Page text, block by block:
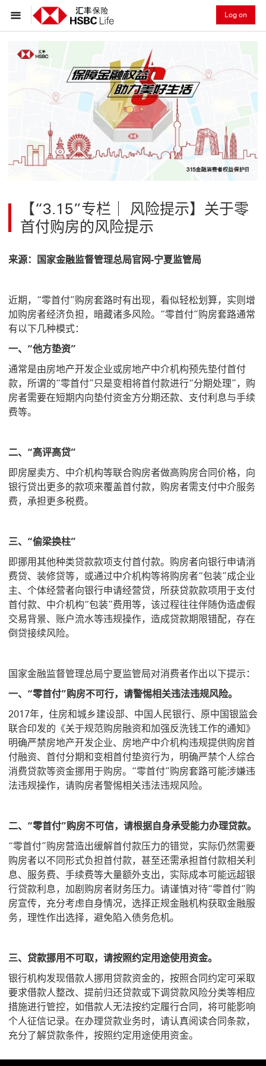
Log on
【“3.15”专栏｜ 风险提示】关于零
首付购房的风险提示
来源：国家金融监督管理总局官网-宁夏监管局
近期，“零首付”购房套路时有出现，看似轻松划算，实则增
加购房者经济负担，暗藏诸多风险。“零首付”购房套路通常
有以下几种模式：
一、“他方垫资”
通常是由房地产开发企业或房地产中介机构预先垫付首付
款，所谓的“零首付”只是变相将首付款进行“分期处理”，购
房者需要在短期内向垫付资金方分期还款、支付利息与手续
费等。
二、“高评高贷”
即房屋卖方、中介机构等联合购房者做高购房合同价格，向
银行贷出更多的款项来覆盖首付款，购房者需支付中介服务
费，承担更多税费。
三、“偷梁换柱”
即挪用其他种类贷款款项支付首付款。购房者向银行申请消
费贷、装修贷等，或通过中介机构等将购房者“包装”成企业
主、个体经营者向银行申请经营贷，所获贷款款项用于支付
首付款、中介机构“包装”费用等，该过程往往伴随伪造虚假
交易背景、账户流水等违规操作，造成贷款期限错配，存在
倒贷接续风险。
国家金融监督管理总局宁夏监管局对消费者作出以下提示：
一、“零首付”购房不可行，请警惕相关违法违规风险。
2017年，住房和城乡建设部、中国人民银行、原中国银监会
联合印发的《关于规范购房融资和加强反洗钱工作的通知》
明确严禁房地产开发企业、房地产中介机构违规提供购房首
付融资、首付分期和变相首付垫资行为，明确严禁个人综合
消费贷款等资金挪用于购房。“零首付”购房套路可能涉嫌违
法违规操作，请购房者警惕相关违法违规风险。
二、“零首付”购房不可信，请根据自身承受能力办理贷款。
“零首付”购房营造出缓解首付款压力的错觉，实际仍然需要
购房者以不同形式负担首付款，甚至还需承担首付款相关利
息、服务费、手续费等大量额外支出，实际成本可能远超银
行贷款利息，加剧购房者财务压力。请谨慎对待“零首付”购
房宣传，充分考虑自身情况，选择正规金融机构获取金融服
务，理性作出选择，避免陷入债务危机。
三、贷款挪用不可取，请按照约定用途使用资金。
银行机构发现借款人挪用贷款资金的，按照合同约定可采取
要求借款人整改、提前归还贷款或下调贷款风险分类等相应
措施进行管控，如借款人无法按约定履行合同，将可能影响
个人征信记录。在办理贷款业务时，请认真阅读合同条款，
充分了解贷款条件，按照约定用途使用资金。